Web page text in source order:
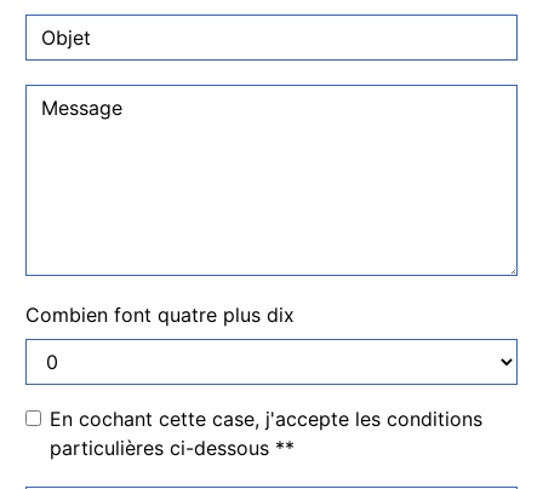
Combien font quatre plus dix
En cochant cette case, j'accepte les conditions
particulières ci-dessous **